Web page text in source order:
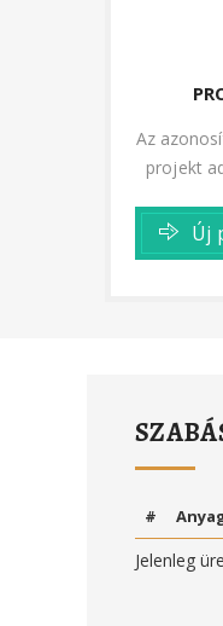
Az
projekt
Új
#
Jelenleg